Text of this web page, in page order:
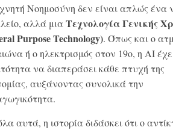
Νοημοσύνη δεν είναι απλώς ένα
αλλά μιαΤεχνολογία Γενικής
Purpose Technology). Όπως και ο
ή ο ηλεκτρισμός στον 19ο, η AI
να διαπεράσει κάθε πτυχή της
αυξάνοντας συνολικά την
αυτά, η ιστορία διδάσκει ότι ο